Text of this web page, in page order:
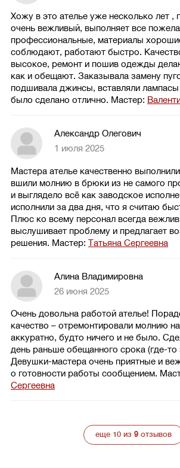
Хожу в это ателье уже несколько лет ,
очень вежливый, выполняет все
профессиональные, материалы
соблюдают, работают быстро.
высокое, ремонт и пошив одежды
как и обещают. Заказывала замену
подшивала джинсы, вставляли
было сделано отлично. Мастер:
Александр Олегович
1 июля 2025
Мастера ателье качественно
вшили молнию в брюки из не самого
и выглядело всё как заводское
исполнили за два дня, что я считаю
Плюс ко всему персонал всегда
выслушивает проблему и предлагает
решения. Мастер: Татьяна Сергеевна
Алина Владимировна
26 июня 2025
Очень довольна работой ателье!
качество – отремонтировали молнию
аккуратно, будто ничего и не было.
день раньше обещанного срока (где-то
Девушки-мастера очень приятные и
о готовности работы сообщением.
Сергеевна
еще 10 из 9 отзывов